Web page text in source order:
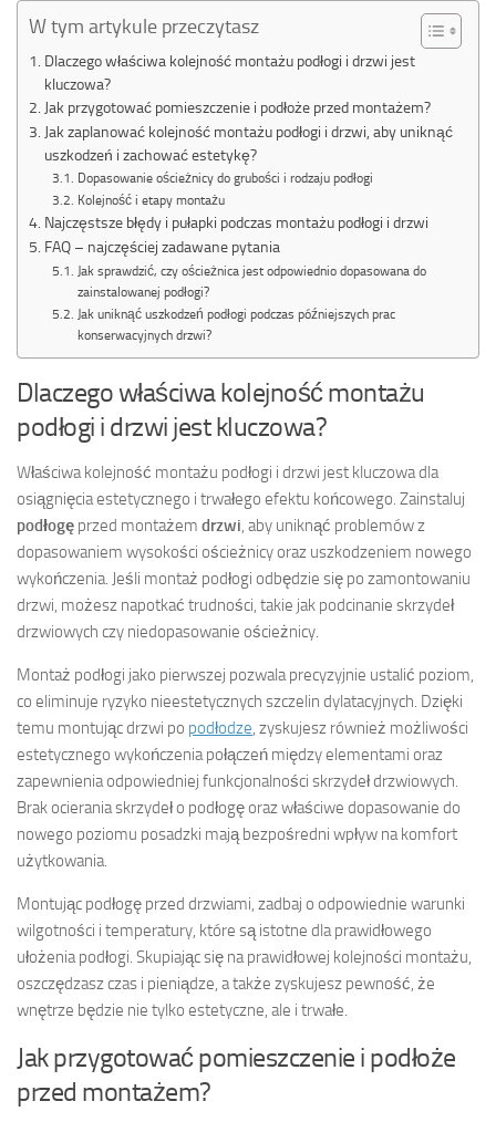
W tym artykule przeczytasz
Dlaczego właściwa kolejność montażu podłogi i drzwi jest
kluczowa?
Jak przygotować pomieszczenie i podłoże przed montażem?
Jak zaplanować kolejność montażu podłogi i drzwi, aby uniknąć
uszkodzeń i zachować estetykę?
Dopasowanie ościeżnicy do grubości i rodzaju podłogi
Kolejność i etapy montażu
Najczęstsze błędy i pułapki podczas montażu podłogi i drzwi
FAQ – najczęściej zadawane pytania
Jak sprawdzić, czy ościeżnica jest odpowiednio dopasowana do
zainstalowanej podłogi?
Jak uniknąć uszkodzeń podłogi podczas późniejszych prac
konserwacyjnych drzwi?
Dlaczego właściwa kolejność montażu
podłogi i drzwi jest kluczowa?
Właściwa kolejność montażu podłogi i drzwi jest kluczowa dla
osiągnięcia estetycznego i trwałego efektu końcowego. Zainstaluj
podłogę przed montażem drzwi , aby uniknąć problemów z
dopasowaniem wysokości ościeżnicy oraz uszkodzeniem nowego
wykończenia. Jeśli montaż podłogi odbędzie się po zamontowaniu
drzwi, możesz napotkać trudności, takie jak podcinanie skrzydeł
drzwiowych czy niedopasowanie ościeżnicy.
Montaż podłogi jako pierwszej pozwala precyzyjnie ustalić poziom,
co eliminuje ryzyko nieestetycznych szczelin dylatacyjnych. Dzięki
temu montując drzwi po podłodze , zyskujesz również możliwości
estetycznego wykończenia połączeń między elementami oraz
zapewnienia odpowiedniej funkcjonalności skrzydeł drzwiowych.
Brak ocierania skrzydeł o podłogę oraz właściwe dopasowanie do
nowego poziomu posadzki mają bezpośredni wpływ na komfort
użytkowania.
Montując podłogę przed drzwiami, zadbaj o odpowiednie warunki
wilgotności i temperatury, które są istotne dla prawidłowego
ułożenia podłogi. Skupiając się na prawidłowej kolejności montażu,
oszczędzasz czas i pieniądze, a także zyskujesz pewność, że
wnętrze będzie nie tylko estetyczne, ale i trwałe.
Jak przygotować pomieszczenie i podłoże
przed montażem?